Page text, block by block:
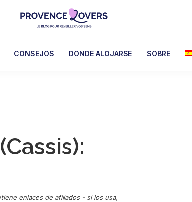
Lovers
los
de
Claire
CONSEJOS DONDE ALOJARSE SOBRE
enlaces de afiliados - si los usa,